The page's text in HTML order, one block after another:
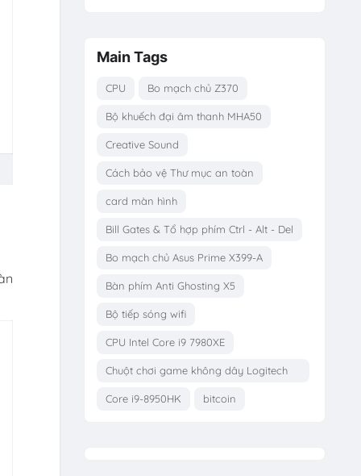
Main Tags
CPU Bo mạch chủ Z370
Bộ khuếch đại âm thanh MHA50
Creative Sound
Cách bảo vệ Thư mục an toàn
card màn hình
Bill Gates & Tổ hợp phím Ctrl - Alt - Del
Bo mạch chủ Asus Prime X399-A
Bàn phím Anti Ghosting X5
Bộ tiếp sóng wifi
CPU Intel Core i9 7980XE
Chuột chơi game không dây Logitech
G703
Core i9-8950HK bitcoin